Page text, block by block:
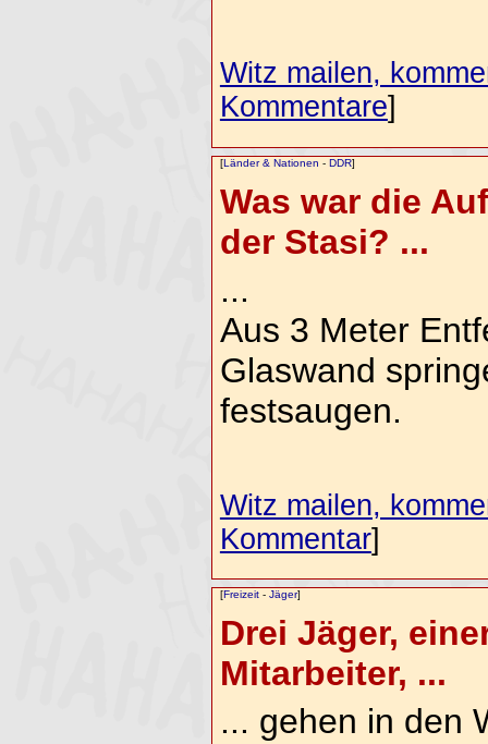
Witz mailen,
Kommentare]
[Länder & Nationen - DDR]
Was war die
der Stasi? ...
...
Aus 3 Meter
Glaswand
festsaugen.
Witz mailen,
Kommentar]
[Freizeit- Jäger]
Drei Jäger,
Mitarbeiter, ...
... gehen in den